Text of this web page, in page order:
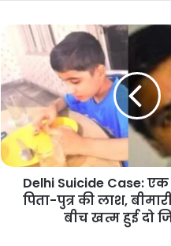
Suicide
Case:
एक
कमरे
में
मिली
पिता-
पुत्र
Delhi Suicide Case:
पिता-पुत्र की लाश,
बीच खत्म हुई दो